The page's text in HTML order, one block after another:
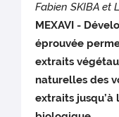
Fabien SKIBA et
MEXAVI -
éprouvée
extraits
naturelles des
extraits jusqu’à